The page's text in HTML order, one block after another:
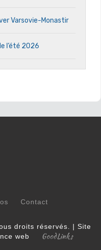
Varsovie-Monastir
l’été 2026
Contact
droits réservés. | Site
web
GoodLinks